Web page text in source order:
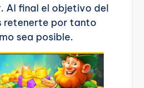
Al final el objetivo del
retenerte por tanto
sea posible.